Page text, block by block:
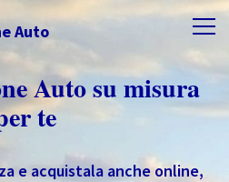
Auto
Auto su misura
te
e acquistala anche online,